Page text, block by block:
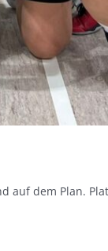
auf dem Plan.